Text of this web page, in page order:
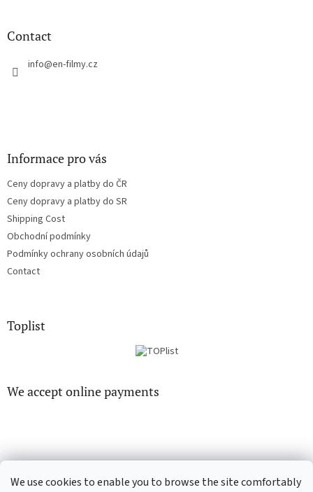
We use cookies to enable you to browse the site comfortably
Contact
info@en-filmy.cz
Informace pro vás
Ceny dopravy a platby do ČR
Ceny dopravy a platby do SR
Shipping Cost
Obchodní podmínky
Podmínky ochrany osobních údajů
Contact
Toplist
We accept online payments
CD-Soundtrack.cz CD-hudba.cz